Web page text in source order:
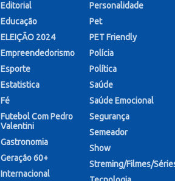
Editorial
Educação
ELEIÇÃO 2024
Empreendedorismo
Esporte
Estatistica
Fé
Futebol Com Pedro
Valentini
Gastronomia
Geração 60+
Internacional
Personalidade
Pet
PET Friendly
Polícia
Política
Saúde
Saúde Emocional
Segurança
Semeador
Show
Streming/Filmes/